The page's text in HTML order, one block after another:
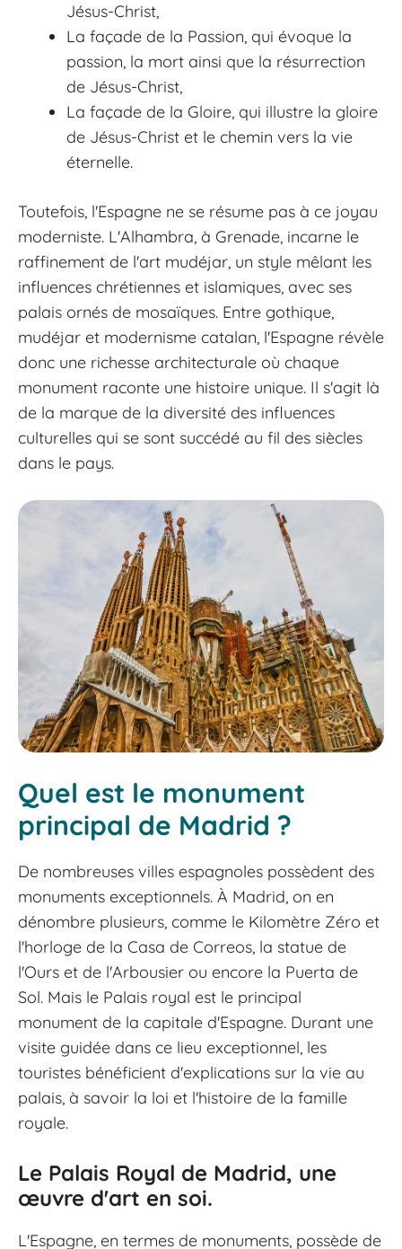
Jésus-Christ,
La façade de la Passion, qui évoque la
passion, la mort ainsi que la résurrection
de Jésus-Christ,
La façade de la Gloire, qui illustre la gloire
de Jésus-Christ et le chemin vers la vie
éternelle.
Toutefois, l'Espagne ne se résume pas à ce joyau
moderniste. L'Alhambra, à Grenade, incarne le
raffinement de l'art mudéjar, un style mêlant les
influences chrétiennes et islamiques, avec ses
palais ornés de mosaïques. Entre gothique,
mudéjar et modernisme catalan, l'Espagne révèle
donc une richesse architecturale où chaque
monument raconte une histoire unique. Il s'agit là
de la marque de la diversité des influences
culturelles qui se sont succédé au fil des siècles
dans le pays.
Quel est le monument
principal de Madrid ?
De nombreuses villes espagnoles possèdent des
monuments exceptionnels. À Madrid, on en
dénombre plusieurs, comme le Kilomètre Zéro et
l'horloge de la Casa de Correos, la statue de
l'Ours et de l'Arbousier ou encore la Puerta de
Sol. Mais le Palais royal est le principal
monument de la capitale d'Espagne. Durant une
visite guidée dans ce lieu exceptionnel, les
touristes bénéficient d'explications sur la vie au
palais, à savoir la loi et l'histoire de la famille
royale.
Le Palais Royal de Madrid, une
œuvre d'art en soi.
L'Espagne, en termes de monuments, possède de